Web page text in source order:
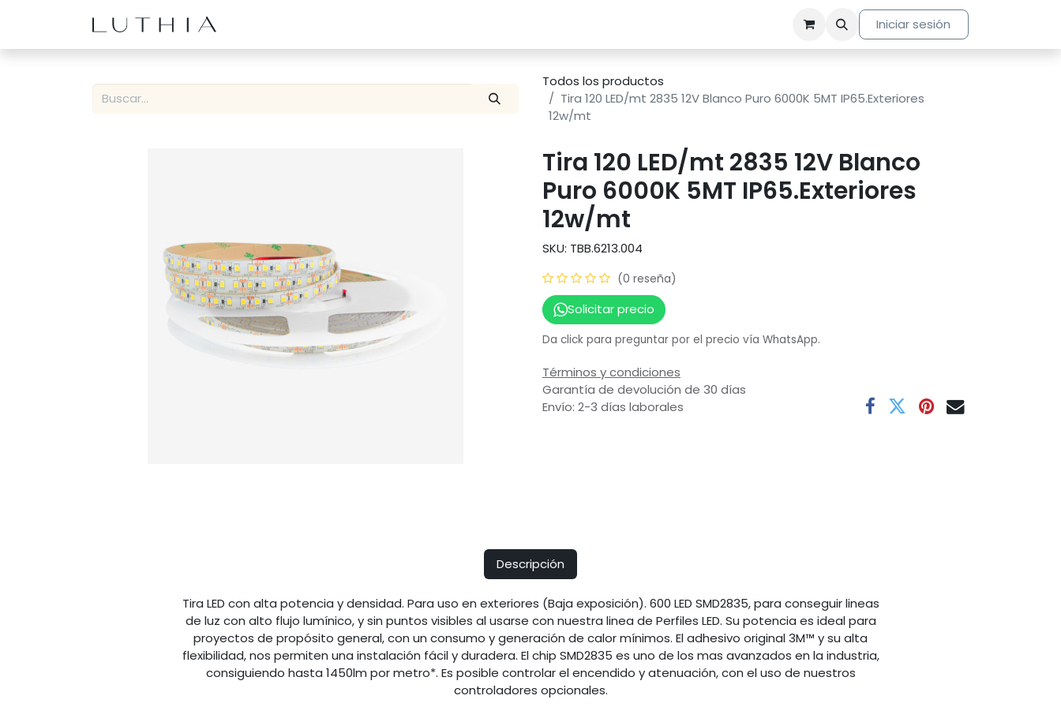
Iniciar sesión
Todos los productos
Tira 120 LED/mt 2835 12V Blanco Puro 6000K 5MT IP65.Exteriores
12w/mt
Tira 120 LED/mt 2835 12V Blanco
Puro 6000K 5MT IP65.Exteriores
12w/mt
SKU: TBB.6213.004
(0 reseña)
Solicitar precio
Da click para preguntar por el precio vía WhatsApp.
Términos y condiciones
Garantía de devolución de 30 días
Envío: 2-3 días laborales
Descripción
Tira LED con alta potencia y densidad. Para uso en exteriores (Baja exposición). 600 LED SMD2835, para conseguir lineas
de luz con alto flujo lumínico, y sin puntos visibles al usarse con nuestra linea de Perfiles LED. Su potencia es ideal para
proyectos de propósito general, con un consumo y generación de calor mínimos. El adhesivo original 3M™ y su alta
flexibilidad, nos permiten una instalación fácil y duradera. El chip SMD2835 es uno de los mas avanzados en la industria,
consiguiendo hasta 1450lm por metro*. Es posible controlar el encendido y atenuación, con el uso de nuestros
controladores opcionales.